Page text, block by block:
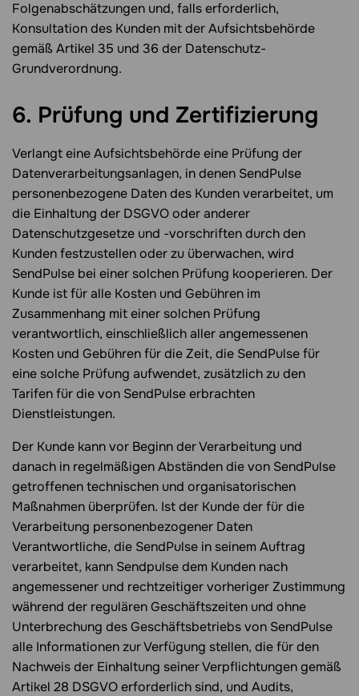
Folgenabschätzungen und, falls erforderlich,
Konsultation des Kunden mit der Aufsichtsbehörde
gemäß Artikel 35 und 36 der Datenschutz-
Grundverordnung.
6. Prüfung und Zertifizierung
Verlangt eine Aufsichtsbehörde eine Prüfung der
Datenverarbeitungsanlagen, in denen SendPulse
personenbezogene Daten des Kunden verarbeitet, um
die Einhaltung der DSGVO oder anderer
Datenschutzgesetze und -vorschriften durch den
Kunden festzustellen oder zu überwachen, wird
SendPulse bei einer solchen Prüfung kooperieren. Der
Kunde ist für alle Kosten und Gebühren im
Zusammenhang mit einer solchen Prüfung
verantwortlich, einschließlich aller angemessenen
Kosten und Gebühren für die Zeit, die SendPulse für
eine solche Prüfung aufwendet, zusätzlich zu den
Tarifen für die von SendPulse erbrachten
Dienstleistungen.
Der Kunde kann vor Beginn der Verarbeitung und
danach in regelmäßigen Abständen die von SendPulse
getroffenen technischen und organisatorischen
Maßnahmen überprüfen. Ist der Kunde der für die
Verarbeitung personenbezogener Daten
Verantwortliche, die SendPulse in seinem Auftrag
verarbeitet, kann Sendpulse dem Kunden nach
angemessener und rechtzeitiger vorheriger Zustimmung
während der regulären Geschäftszeiten und ohne
Unterbrechung des Geschäftsbetriebs von SendPulse
alle Informationen zur Verfügung stellen, die für den
Nachweis der Einhaltung seiner Verpflichtungen gemäß
Artikel 28 DSGVO erforderlich sind, und Audits,